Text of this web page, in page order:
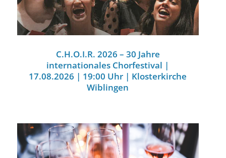
C.H.O.I.R. 2026 – 30 Jahre
internationales Chorfestival |
17.08.2026 | 19:00 Uhr | Klosterkirche
Wiblingen